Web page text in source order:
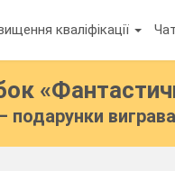
кваліфікації